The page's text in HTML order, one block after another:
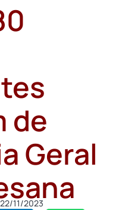
de
Geral
22/11/2023